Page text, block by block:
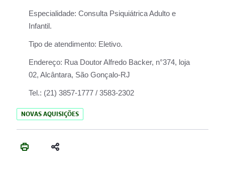
Especialidade: Consulta Psiquiátrica Adulto e
Infantil.
Tipo de atendimento: Eletivo.
Endereço: Rua Doutor Alfredo Backer, n°374, loja
02, Alcântara, São Gonçalo-RJ
Tel.: (21) 3857-1777 / 3583-2302
NOVAS AQUISIÇÕES